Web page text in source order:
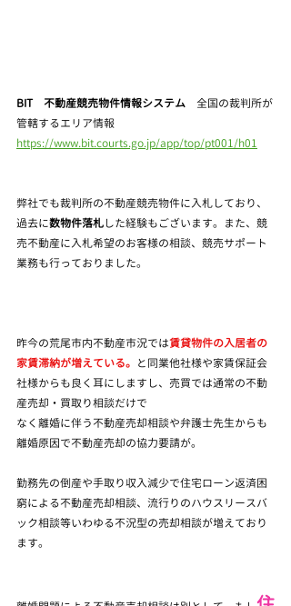
BIT　不動産競売物件情報システム 全国の裁判所が
管轄するエリア情報
https://www.bit.courts.go.jp/app/top/pt001/h01
弊社でも裁判所の不動産競売物件に入札しており、
過去に数物件落札した経験もございます。また、競
売不動産に入札希望のお客様の相談、競売サポート
業務も行っておりました。
昨今の荒尾市内不動産市況では賃貸物件の入居者の
家賃滞納が増えている。 と同業他社様や家賃保証会
社様からも良く耳にしますし、売買では通常の不動
産売却・買取り相談だけで
なく離婚に伴う不動産売却相談や弁護士先生からも
離婚原因で不動産売却の協力要請が。
勤務先の倒産や手取り収入減少で住宅ローン返済困
窮による不動産売却相談、流行りのハウスリースバ
ック相談等いわゆる不況型の売却相談が増えており
ます。